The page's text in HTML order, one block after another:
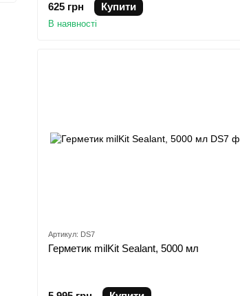
625 грн Купити
В наявності
Артикул: DS7
Герметик milKit Sealant, 5000 мл